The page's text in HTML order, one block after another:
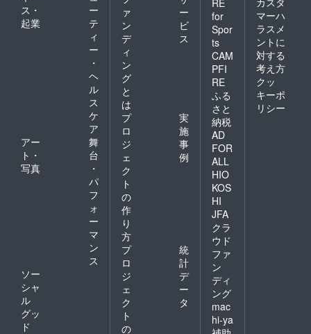
店・普
通の食
堂 いわ
ま・ビ
ストロ
オリン
ピッ
ク・野
菜串巻
き なる
とや ・
ス・
起業
ー
テ
ィ
ー
・
ヘ
ル
ス
ケ
ア
アー
ト・
写真
舞
台
・
パ
フ
ォ
ー
マ
ン
ス
ソー
シャ
ル
グッ
ド
ァ
ン
デ
ィ
ン
グ
と
は
ー
ビ
ス
プ
ロ
ジ
ェ
ク
ト
の
作
り
方
実
施
事
例
プ
ロ
ジ
ェ
ク
ト
の
統
計
デ
ー
タ
for
Spor
ts
CAM
PFI
RE
ふる
さと
納税
AD
FOR
ALL
HIO
KOS
HI
JFA
クラ
ウド
ファ
ン
ディ
ング
mac
hi-ya
マーハ
ラスメ
ントに
対する
考え方
クッ
キーポ
リシー